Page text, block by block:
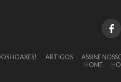
HOAXES! ARTIGOS ASSINE
HOME